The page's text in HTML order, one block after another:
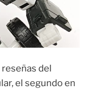
del
el segundo en